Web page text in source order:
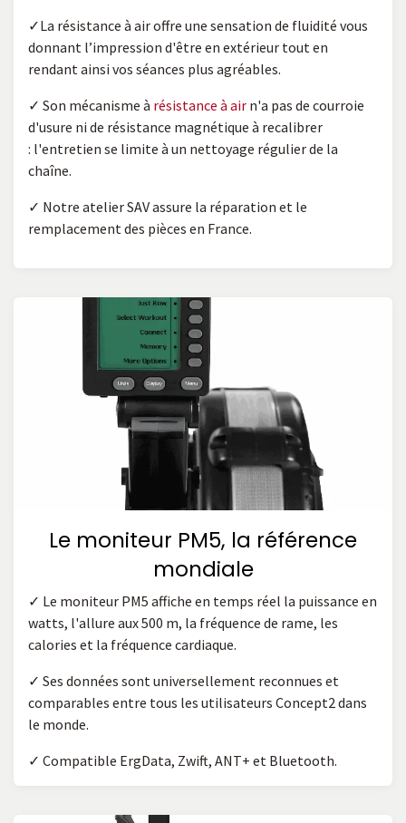
✓La résistance à air offre une sensation de fluidité vous
donnant l’impression d'être en extérieur tout en
rendant ainsi vos séances plus agréables.
✓ Son mécanisme à résistance à air n'a pas de courroie
d'usure ni de résistance magnétique à recalibrer
: l'entretien se limite à un nettoyage régulier de la
chaîne.
✓ Notre atelier SAV assure la réparation et le
remplacement des pièces en France.
Le moniteur PM5, la référence
mondiale
✓ Le moniteur PM5 affiche en temps réel la puissance en
watts, l'allure aux 500 m, la fréquence de rame, les
calories et la fréquence cardiaque.
✓ Ses données sont universellement reconnues et
comparables entre tous les utilisateurs Concept2 dans
le monde.
✓ Compatible ErgData, Zwift, ANT+ et Bluetooth.